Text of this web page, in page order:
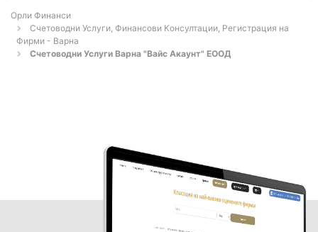
Орли Финанси
Счетоводни Услуги, Финансови Консултации, Регистрация на
Фирми - Варна
Счетоводни Услуги Варна "Вайс Акаунт" ЕООД